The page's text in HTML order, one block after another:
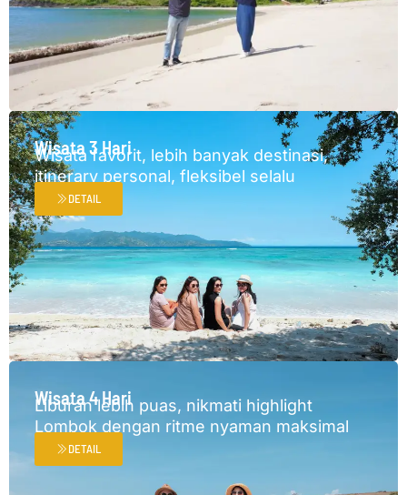
Wisata 3 Hari
Wisata favorit, lebih banyak destinasi,
itinerary personal, fleksibel selalu
DETAIL
Wisata 4 Hari
Liburan lebih puas, nikmati highlight
Lombok dengan ritme nyaman maksimal
DETAIL